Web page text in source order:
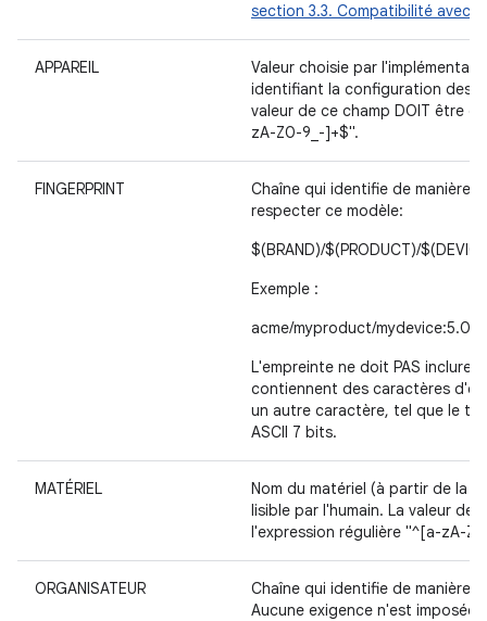
section 3.3. Compatibilité avec
APPAREIL
Valeur choisie par
identifiant la configuration des
valeur de ce champ DOIT être
zA-Z0-9_-]+$".
FINGERPRINT
Chaîne qui identifie de manière
respecter ce modèle:
$(BRAND)/$(PRODUCT)/
Exemple :
acme/myproduct/mydevice:5.0/
L'empreinte ne doit PAS inclure
contiennent des caractères
un autre caractère, tel que le
ASCII 7 bits.
MATÉRIEL
Nom du matériel (à partir de la
lisible par l'humain. La valeur de
l'expression régulière "^[a-zA-
ORGANISATEUR
Chaîne qui identifie de manière
Aucune exigence n'est imposée